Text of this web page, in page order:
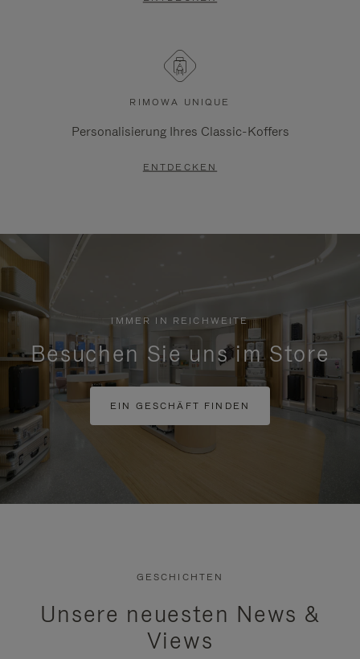
RIMOWA UNIQUE
Personalisierung Ihres Classic-Koffers
ENTDECKEN
IMMER IN REICHWEITE
Besuchen Sie uns im Store
EIN GESCHÄFT FINDEN
GESCHICHTEN
Unsere neuesten News &
Views